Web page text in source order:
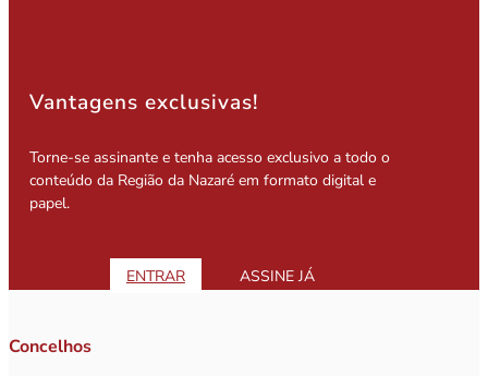
Vantagens exclusivas!
Torne-se assinante e tenha acesso exclusivo a todo o
conteúdo da Região da Nazaré em formato digital e
papel.
ENTRAR ASSINE JÁ
Concelhos